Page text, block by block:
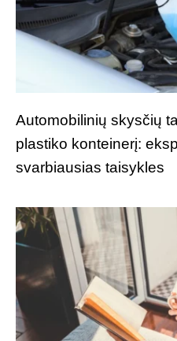
Automobilinių skysčių
plastiko konteinerį:
svarbiausias taisykles